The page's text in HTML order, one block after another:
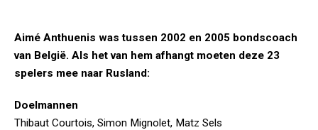
Aimé Anthuenis was tussen 2002 en 2005 bondscoach
van België. Als het van hem afhangt moeten deze 23
spelers mee naar Rusland:
Doelmannen
Thibaut Courtois, Simon Mignolet, Matz Sels